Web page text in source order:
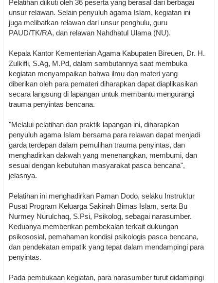
Pelatihan diikuti oleh 36 peserta yang berasal dari berbagai
unsur relawan. Selain penyuluh agama Islam, kegiatan ini
juga melibatkan relawan dari unsur penghulu, guru
PAUD/TK/RA, dan relawan Nahdhatul Ulama (NU).
Kepala Kantor Kementerian Agama Kabupaten Bireuen, Dr. H.
Zulkifli, S.Ag, M.Pd, dalam sambutannya saat membuka
kegiatan menyampaikan bahwa ilmu dan materi yang
diberikan oleh para pemateri diharapkan dapat diaplikasikan
secara langsung di lapangan untuk membantu mengurangi
trauma penyintas bencana.
"Melalui pelatihan dan praktik lapangan ini, diharapkan
penyuluh agama Islam bersama para relawan dapat menjadi
garda terdepan dalam pemulihan trauma penyintas, dan
menghadirkan dakwah yang menenangkan, membumi, dan
sesuai dengan kebutuhan masyarakat pasca bencana",
jelasnya.
Pelatihan ini menghadirkan Paman Dodo, selaku Instruktur
Pusat Program Keluarga Sakinah Bimas Islam, serta Bu
Nurmey Nurulchaq, S.Psi, Psikolog, sebagai narasumber.
Keduanya memberikan pembekalan terkait dukungan
psikososial, pemahaman kondisi psikologis pasca bencana,
dan pendekatan empatik yang tepat dalam mendampingi para
penyintas.
Pada pembukaan kegiatan, para narasumber turut didampingi